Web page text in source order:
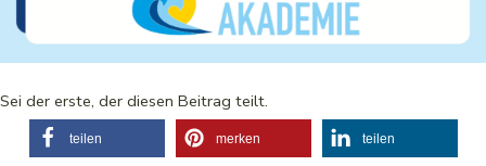
Sei der erste, der diesen Beitrag teilt.
teilen merken teilen